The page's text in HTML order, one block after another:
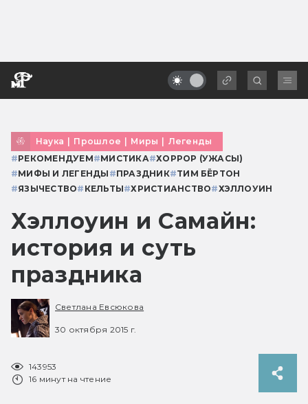
Наука | Прошлое | Миры | Легенды
#РЕКОМЕНДУЕМ#МИСТИКА#ХОРРОР (УЖАСЫ)
#МИФЫ И ЛЕГЕНДЫ #ПРАЗДНИК#ТИМ БЁРТОН
#ЯЗЫЧЕСТВО# КЕЛЬТЫ#ХРИСТИАНСТВО#ХЭЛЛОУИН
Хэллоуин и Самайн:
история и суть
праздника
Светлана Евсюкова
30 октября 2015 г.
143953
16 минут на чтение